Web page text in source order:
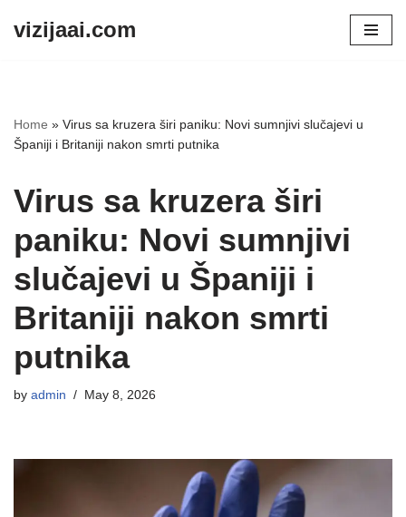
vizijaai.com
Home » Virus sa kruzera širi paniku: Novi sumnjivi slučajevi u
Španiji i Britaniji nakon smrti putnika
Virus sa kruzera širi
paniku: Novi sumnjivi
slučajevi u Španiji i
Britaniji nakon smrti
putnika
by admin May 8, 2026